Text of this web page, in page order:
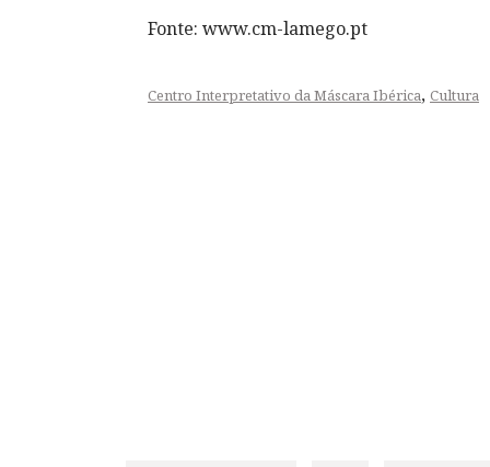
Fonte: www.cm-lamego.pt
Centro Interpretativo da Máscara Ibérica, Cultura